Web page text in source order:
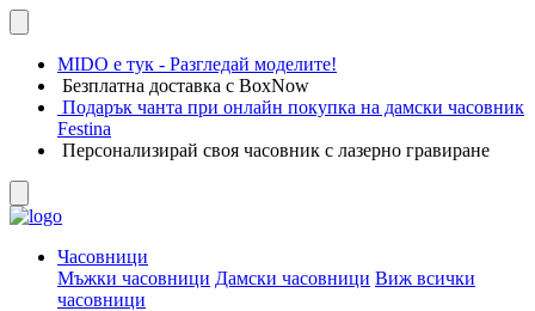
MIDO е тук - Разгледай моделите!
Безплатна доставка с BoxNow
Подарък чанта при онлайн покупка на дамски часовник
Festina
Персонализирай своя часовник с лазерно гравиране
Часовници
Мъжки часовници Дамски часовници Виж всички
часовници